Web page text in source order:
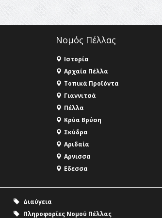
Νομός Πέλλας
Ιστορία
Αρχαία Πέλλα
Τοπικά Προϊόντα
Γιαννιτσά
Πέλλα
Κρύα Βρύση
Σκύδρα
Αριδαία
Aρνισσα
Eδεσσα
Διαύγεια
Πληροφορίες Νομού Πέλλας